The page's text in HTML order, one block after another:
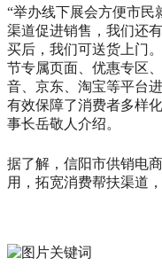
“举办线下展会方便市民
渠道促进销售，我们还
买后，我们可送货上门
节专属页面、优惠专区
音、京东、淘宝等平台
有效保障了消费者多样
事长岳敬人介绍。
据了解，信阳市供销电
用，拓宽消费帮扶渠道